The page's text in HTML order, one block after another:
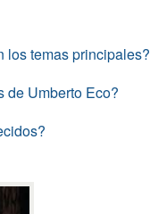
los temas principales?
de Umberto Eco?